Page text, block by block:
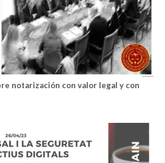
notarización con valor legal y con